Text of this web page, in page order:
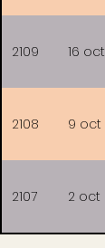
2109 16 oct
2108 9 oct
2107 2 oct